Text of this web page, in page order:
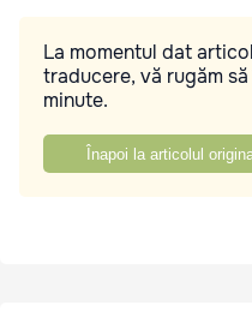
La momentul dat
traducere, vă rugăm
minute.
Înapoi la articolul